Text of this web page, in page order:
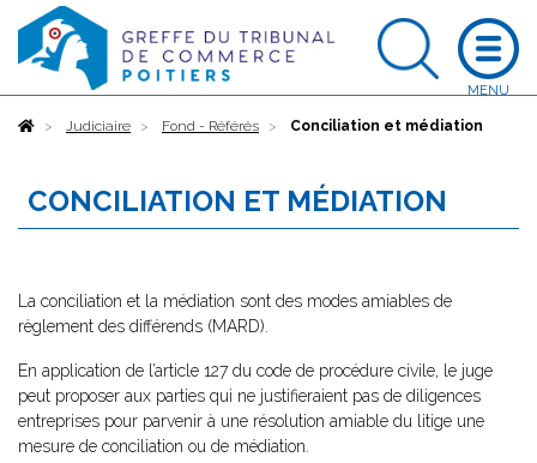
AccueilJudiciaire Fond - Référés Conciliation et médiation
CONCILIATION ET MÉDIATION
La conciliation et la médiation sont des modes amiables de
règlement des différends (MARD).
En application de l’article 127 du code de procédure civile, le juge
peut proposer aux parties qui ne justifieraient pas de diligences
entreprises pour parvenir à une résolution amiable du litige une
mesure de conciliation ou de médiation.